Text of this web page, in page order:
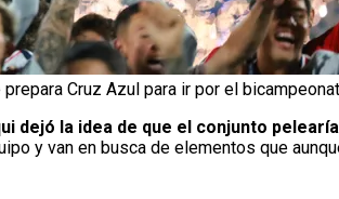
Cruz Azul para ir por el
dejó la idea de que el conjunto
y van en busca de elementos que